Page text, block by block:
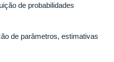
de probabilidades
de parâmetros, estimativas